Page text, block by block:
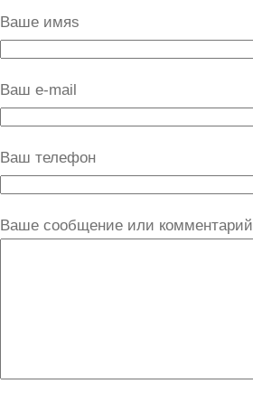
Ваше имяs
Ваш e-mail
Ваш телефон
Ваше сообщение или комментарий